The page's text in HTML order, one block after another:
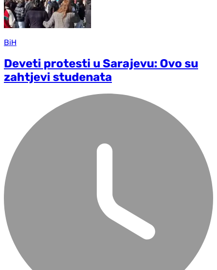
BiH
Deveti protesti u Sarajevu: Ovo su
zahtjevi studenata